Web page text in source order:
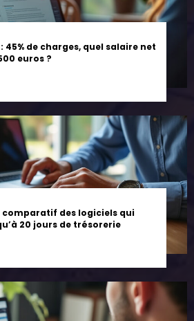
45% de charges, quel salaire net
euros ?
comparatif des logiciels qui
20 jours de trésorerie